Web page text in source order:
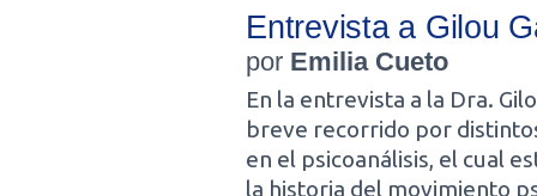
Entrevista a Gilou
por Emilia Cueto
En la entrevista a la Dra.
breve recorrido por
en el psicoanálisis, el cual
la historia del movimiento